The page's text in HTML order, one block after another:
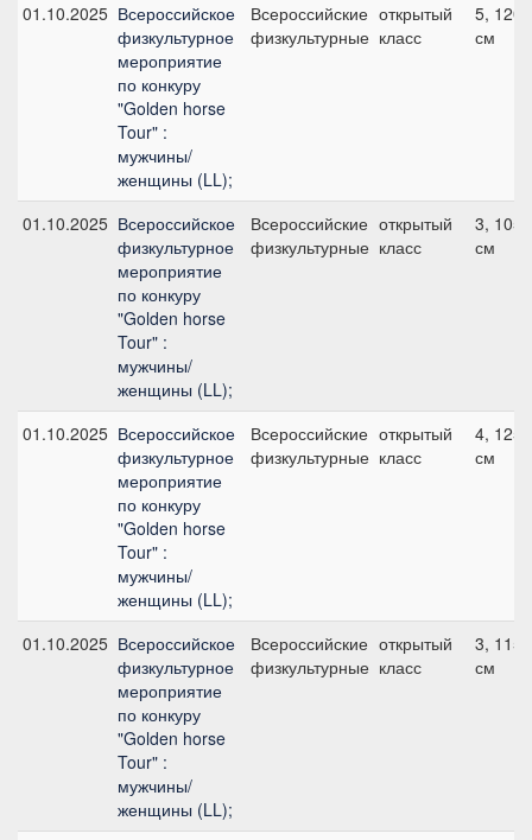
01.10.2025 Всероссийское
физкультурное
мероприятие
по конкуру
"Golden horse
Tour" :
мужчины/
женщины (LL);
Всероссийские
физкультурные
открытый
класс
5, 120
см
01.10.2025 Всероссийское
физкультурное
мероприятие
по конкуру
"Golden horse
Tour" :
мужчины/
женщины (LL);
Всероссийские
физкультурные
открытый
класс
3, 105
см
01.10.2025 Всероссийское
физкультурное
мероприятие
по конкуру
"Golden horse
Tour" :
мужчины/
женщины (LL);
Всероссийские
физкультурные
открытый
класс
4, 125
см
01.10.2025 Всероссийское
физкультурное
мероприятие
по конкуру
"Golden horse
Tour" :
мужчины/
женщины (LL);
Всероссийские
физкультурные
открытый
класс
3, 115
см